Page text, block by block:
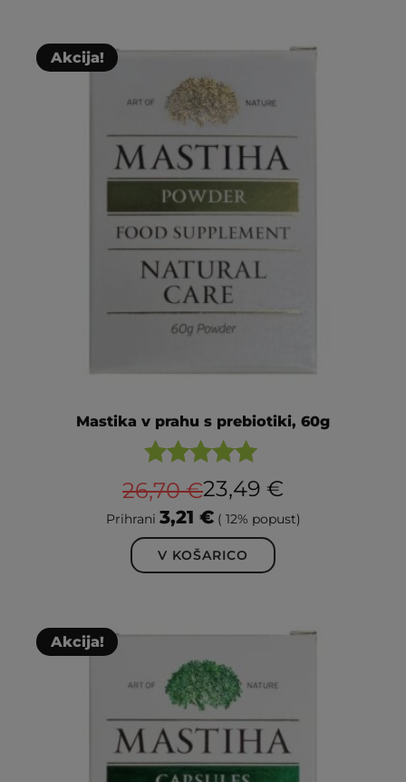
Akcija!
Mastika v prahu s prebiotiki, 60g
Ocenjeno
5.00
od 5
26,70€23,49 €
Prihrani 3,21 €( 12% popust)
V KOŠARICO
Akcija!